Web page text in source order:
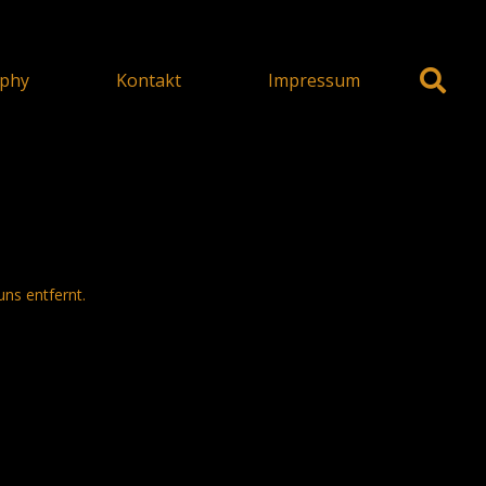
Kontakt Impressum
entfernt.